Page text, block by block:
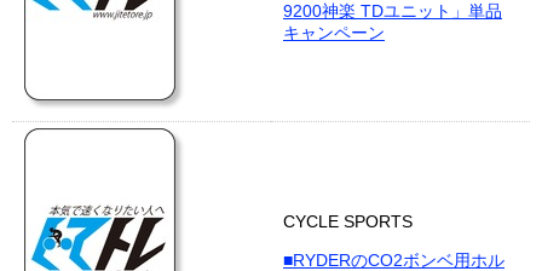
9200神楽 TDユニット」単品
キャンペーン
CYCLE SPORTS
■RYDERのCO2ボンベ用ホル